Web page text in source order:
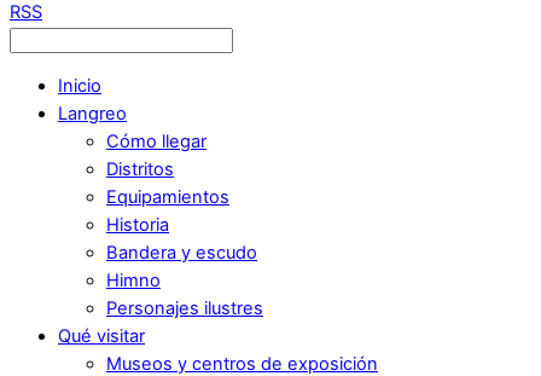
RSS
Inicio
Langreo
Cómo llegar
Distritos
Equipamientos
Historia
Bandera y escudo
Himno
Personajes ilustres
Qué visitar
Museos y centros de exposición